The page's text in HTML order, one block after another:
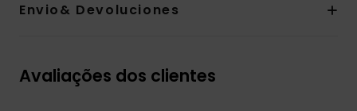
Envio& Devoluciones
Avaliações dos clientes